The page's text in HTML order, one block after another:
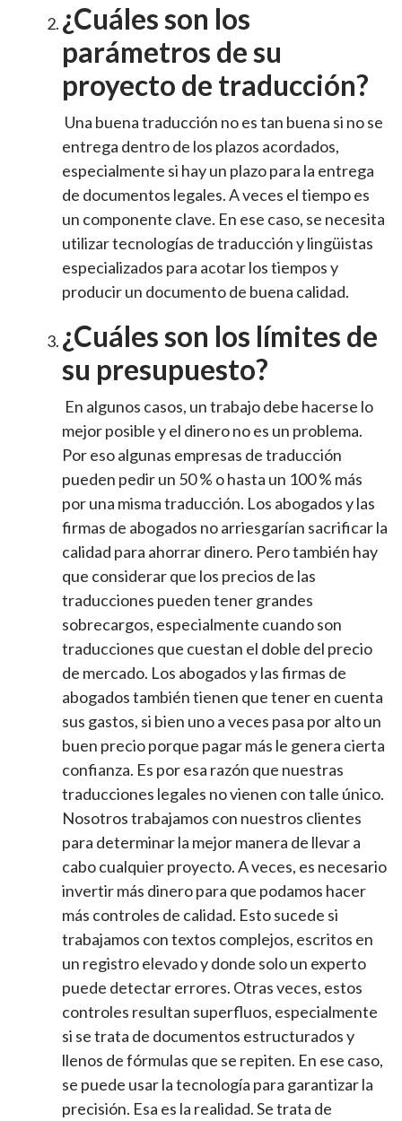
¿Cuáles son los
parámetros de su
proyecto de traducción?
Una buena traducción no es tan buena si no se
entrega dentro de los plazos acordados,
especialmente si hay un plazo para la entrega
de documentos legales. A veces el tiempo es
un componente clave. En ese caso, se necesita
utilizar tecnologías de traducción y lingüistas
especializados para acotar los tiempos y
producir un documento de buena calidad.
¿Cuáles son los límites de
su presupuesto?
En algunos casos, un trabajo debe hacerse lo
mejor posible y el dinero no es un problema.
Por eso algunas empresas de traducción
pueden pedir un 50 % o hasta un 100 % más
por una misma traducción. Los abogados y las
firmas de abogados no arriesgarían sacrificar la
calidad para ahorrar dinero. Pero también hay
que considerar que los precios de las
traducciones pueden tener grandes
sobrecargos, especialmente cuando son
traducciones que cuestan el doble del precio
de mercado. Los abogados y las firmas de
abogados también tienen que tener en cuenta
sus gastos, si bien uno a veces pasa por alto un
buen precio porque pagar más le genera cierta
confianza. Es por esa razón que nuestras
traducciones legales no vienen con talle único.
Nosotros trabajamos con nuestros clientes
para determinar la mejor manera de llevar a
cabo cualquier proyecto. A veces, es necesario
invertir más dinero para que podamos hacer
más controles de calidad. Esto sucede si
trabajamos con textos complejos, escritos en
un registro elevado y donde solo un experto
puede detectar errores. Otras veces, estos
controles resultan superfluos, especialmente
si se trata de documentos estructurados y
llenos de fórmulas que se repiten. En ese caso,
se puede usar la tecnología para garantizar la
precisión. Esa es la realidad. Se trata de